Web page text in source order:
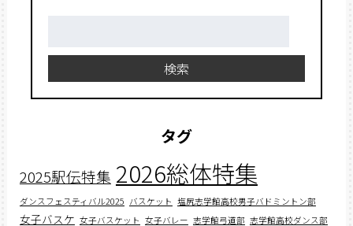
検索
タグ
2025駅伝特集 2026総体特集
ダンスフェスティバル2025 バスケット 塩尻志学館高校男子バドミントン部
女子バスケ 女子バスケット 女子バレー 志学館弓道部 志学館高校ダンス部